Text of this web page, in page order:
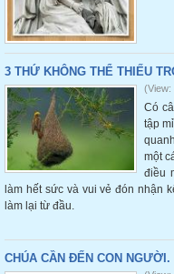
3 THỨ KHÔNG THỂ THIẾU
(View:
Có
tập
một
điều
làm hết sức và vui vẻ đón nhận
làm lại từ đầu.
CHÚA CẦN ĐẾN CON NGƯỜI.